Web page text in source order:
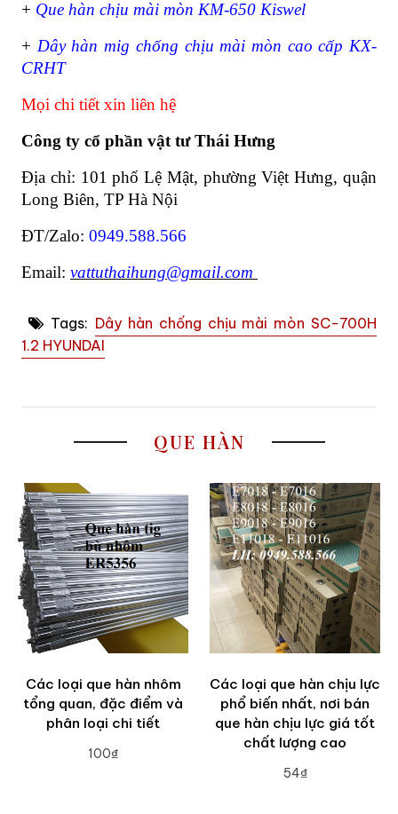
+ Que hàn chịu mài mòn KM-650 Kiswel
+ Dây hàn mig chống chịu mài mòn cao cấp KX-
CRHT
Mọi chi tiết xin liên hệ
Công ty cổ phần vật tư Thái Hưng
Địa chỉ: 101 phố Lệ Mật, phường Việt Hưng, quận
Long Biên, TP Hà Nội
ĐT/Zalo: 0949.588.566
Email: vattuthaihung@gmail.com
Tags: Dây hàn chống chịu mài mòn SC-700H
1.2 HYUNDAI
QUE HÀN
Các loại que hàn nhôm
tổng quan, đặc điểm và
phân loại chi tiết
100₫
Các loại que hàn chịu lực
phổ biến nhất, nơi bán
que hàn chịu lực giá tốt
chất lượng cao
54₫